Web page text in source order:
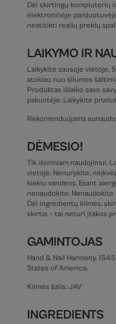
Dėl skirtingų kompiuterių
elektroninėje
neatitikti realių prekių
LAIKYMO IR
Laikykite sausoje vietoje,
atokiau nuo šilumos
Produktas išlaiko savo
pakuotėje. Laikykite
Rekomenduojama
DĖMESIO!
Tik išoriniam naudojimui.
vietoje. Nenurykite,
kiekiu vandens. Esant
nenaudokite.
Dėl ingredientų kilmės,
skirtis – tai neturi įtakos
GAMINTOJAS
Hand & Nail Harmony.
States of America.
Kilmės šalis: JAV
INGREDIENTS